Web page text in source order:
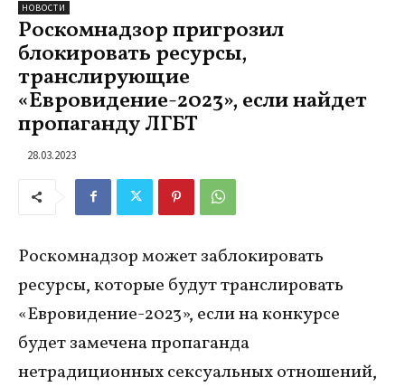
НОВОСТИ
Роскомнадзор пригрозил
блокировать ресурсы,
транслирующие
«Евровидение-2023», если найдет
пропаганду ЛГБТ
28.03.2023
Роскомнадзор может заблокировать
ресурсы, которые будут транслировать
«Евровидение-2023», если на конкурсе
будет замечена пропаганда
нетрадиционных сексуальных отношений,